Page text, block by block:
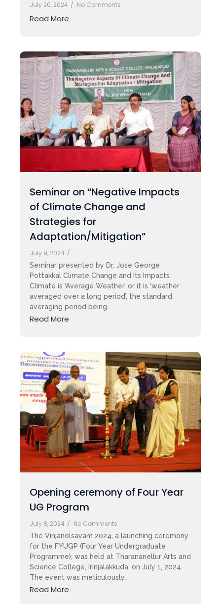
July 20, 2024 / No Comments
Read More
Seminar on “Negative Impacts
of Climate Change and
Strategies for
Adaptation/Mitigation”
July 9, 2024 /
Seminar presented by Dr. Jose George
Pottakkal Climate Change and Its Impacts
Climate is ‘Average Weather’ or it is ‘weather
averaged over a long period’, the standard
averaging period being…
Read More
Opening ceremony of Four Year
UG Program
July 8, 2024 / No Comments
The Vinjanolsavam 2024, a launching ceremony
for the FYUGP (Four Year Undergraduate
Programme), was held at Tharananellur Arts and
Science College, Irinjalakkuda, on July 1, 2024.
The event was meticulously…
Read More